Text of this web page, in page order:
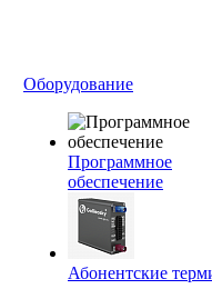
Оборудование
Программное
обеспечение
Абонентские